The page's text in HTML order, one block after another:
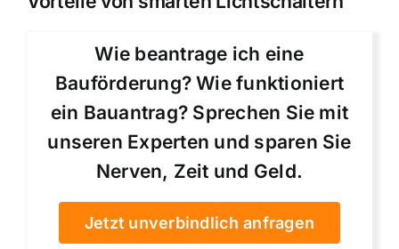
Wie beantrage ich eine
Bauförderung? Wie funktioniert
ein Bauantrag? Sprechen Sie mit
unseren Experten und sparen Sie
Nerven, Zeit und Geld.
Jetzt unverbindlich anfragen